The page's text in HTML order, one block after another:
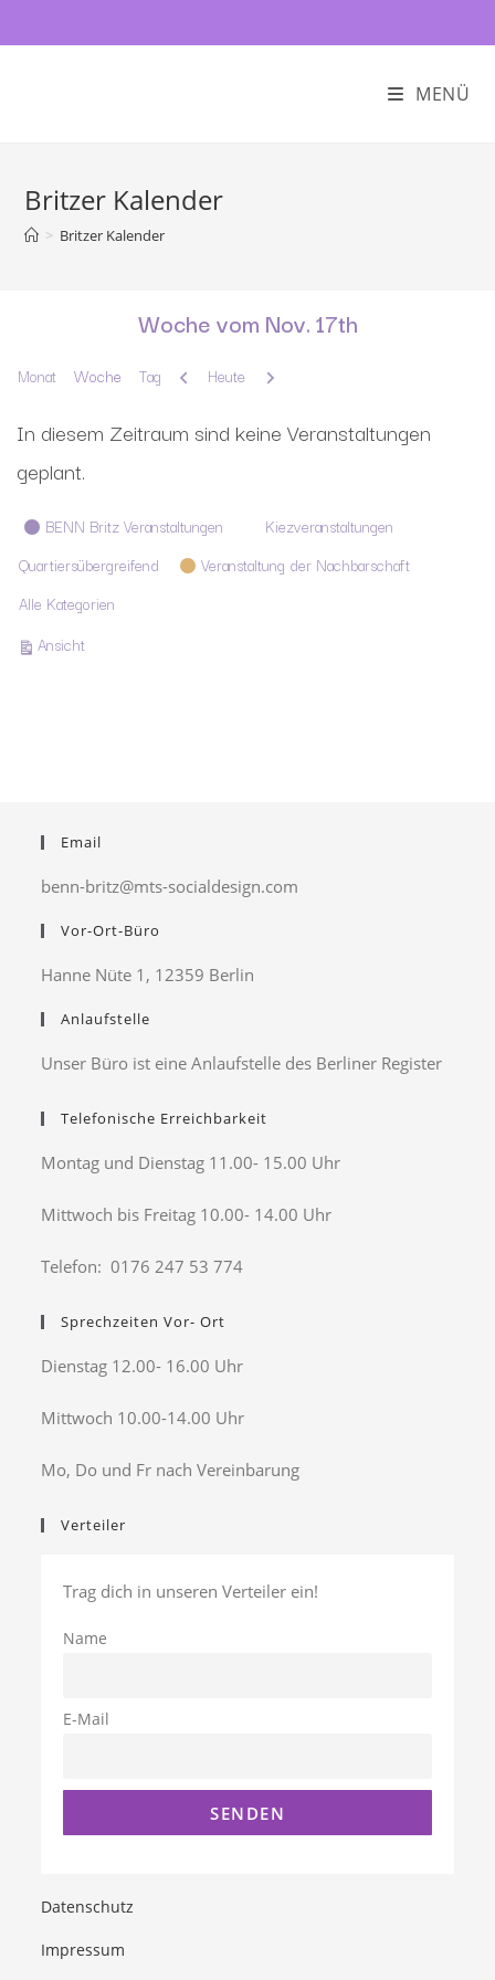
MENÜ
Britzer Kalender
> Britzer Kalender
Woche vom Nov. 17th
Monat Woche Tag Zurück
Heute Weiter
In diesem Zeitraum sind keine Veranstaltungen
geplant.
Kategorien
BENN Britz Veranstaltungen
Kiezveranstaltungen
Quartiersübergreifend
Veranstaltung der Nachbarschaft
Alle Kategorien
Ansichtausdrucken
Email
benn-britz@mts-socialdesign.com
Vor-Ort-Büro
Hanne Nüte 1, 12359 Berlin
Anlaufstelle
Unser Büro ist eine Anlaufstelle des Berliner Register
Telefonische Erreichbarkeit
Montag und Dienstag 11.00- 15.00 Uhr
Mittwoch bis Freitag 10.00- 14.00 Uhr
Telefon: 0176 247 53 774
Sprechzeiten Vor- Ort
Dienstag 12.00- 16.00 Uhr
Mittwoch 10.00-14.00 Uhr
Mo, Do und Fr nach Vereinbarung
Verteiler
Trag dich in unseren Verteiler ein!
Name
E-Mail
Datenschutz
Impressum